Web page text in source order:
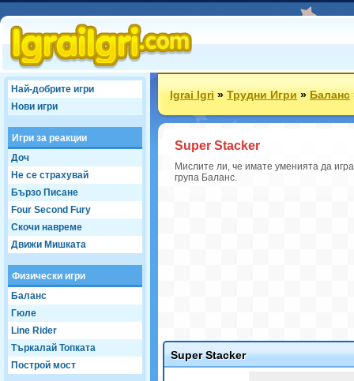
Най-добрите игри
Нови игри
Игри за реакции
Доч
Не се страхувай
Бързо Писане
Four Second Fury
Скочи навреме
Движи Мишката
Физически игри
Баланс
Гюле
Line Rider
Търкалай Топката
Построй мост
Igrai Igri»Трудни Игри»Баланс
Super Stacker
Мислите ли, че имате уменията да
група Баланс.
Super Stacker